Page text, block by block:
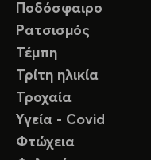
Ποδόσφαιρο
Ρατσισμός
Τέμπη
Τρίτη ηλικία
Τροχαία
Υγεία - Covid
Φτώχεια